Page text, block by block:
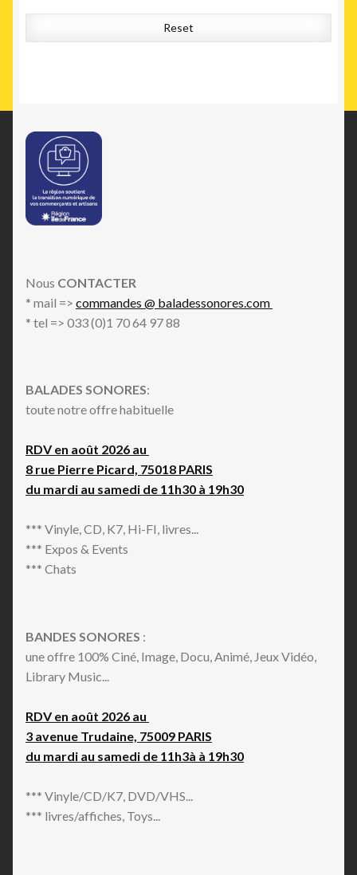
Reset
Nous CONTACTER
* mail => commandes @ baladessonores.com
* tel => 033 (0)1 70 64 97 88
BALADES SONORES:
toute notre offre habituelle
RDV en août 2026 au
8 rue Pierre Picard, 75018 PARIS
du mardi au samedi de 11h30 à 19h30
*** Vinyle, CD, K7, Hi-FI, livres...
*** Expos & Events
*** Chats
BANDES SONORES :
une offre 100% Ciné, Image, Docu, Animé, Jeux Vidéo,
Library Music...
RDV en août 2026 au
3 avenue Trudaine, 75009 PARIS
du mardi au samedi de 11h3à à 19h30
*** Vinyle/CD/K7, DVD/VHS...
*** livres/affiches, Toys...